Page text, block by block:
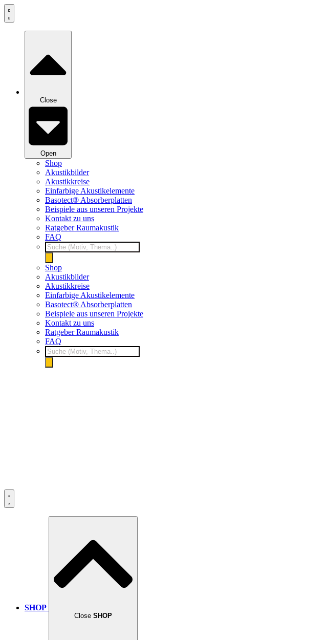
Zum
Inhalt
Close
Open
Shop
Akustikbilder
Akustikkreise
Einfarbige Akustikelemente
Basotect® Absorberplatten
Beispiele aus unseren Projekte
Kontakt zu uns
Ratgeber Raumakustik
FAQ
Products
search
Shop
Akustikbilder
Akustikkreise
Einfarbige Akustikelemente
Basotect® Absorberplatten
Beispiele aus unseren Projekte
Kontakt zu uns
Ratgeber Raumakustik
FAQ
Products
search
SHOP
Close SHOP